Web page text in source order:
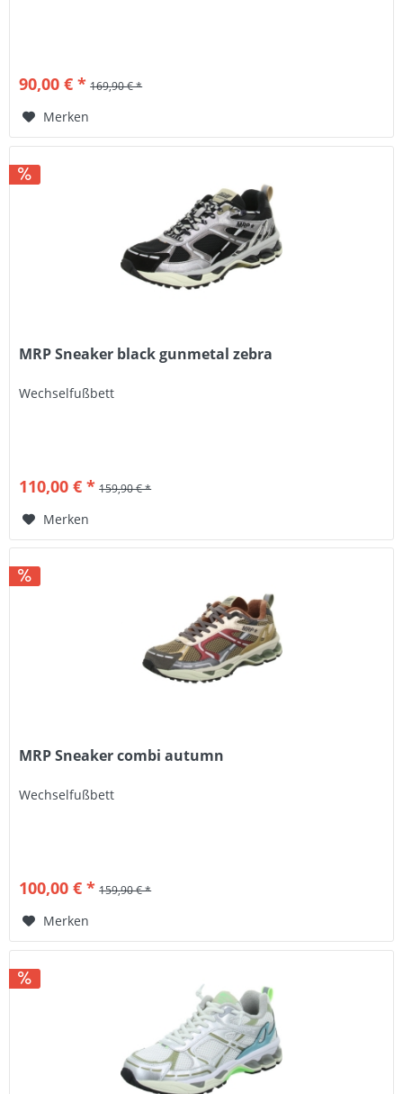
90,00 € * 169,90 € *
Merken
MRP Sneaker black gunmetal zebra
Wechselfußbett
110,00 € * 159,90 € *
Merken
MRP Sneaker combi autumn
Wechselfußbett
100,00 € * 159,90 € *
Merken